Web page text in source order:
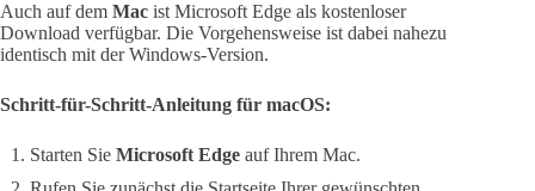
Auch auf dem Mac ist Microsoft Edge als kostenloser
Download verfügbar. Die Vorgehensweise ist dabei nahezu
identisch mit der Windows-Version.
Schritt-für-Schritt-Anleitung für macOS:
Starten Sie Microsoft Edge auf Ihrem Mac.